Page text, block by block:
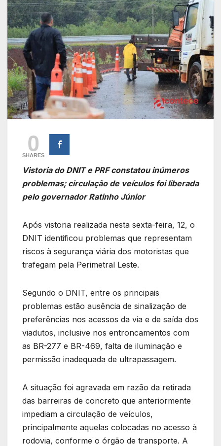
0
SHARES
Vistoria do DNIT e PRF constatou inúmeros
problemas; circulação de veículos foi liberada
pelo governador Ratinho Júnior
Após vistoria realizada nesta sexta-feira, 12, o
DNIT identificou problemas que representam
riscos à segurança viária dos motoristas que
trafegam pela Perimetral Leste.
Segundo o DNIT, entre os principais
problemas estão ausência de sinalização de
preferências nos acessos da via e de saída dos
viadutos, inclusive nos entroncamentos com
as BR-277 e BR-469, falta de iluminação e
permissão inadequada de ultrapassagem.
A situação foi agravada em razão da retirada
das barreiras de concreto que anteriormente
impediam a circulação de veículos,
principalmente aquelas colocadas no acesso à
rodovia, conforme o órgão de transporte. A